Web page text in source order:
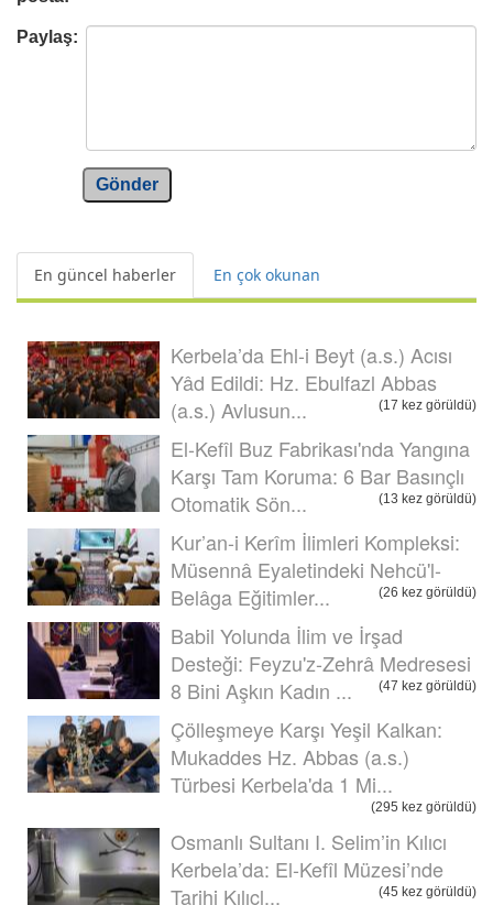
Paylaş:
Gönder
En güncel haberler En çok okunan
Kerbela’da Ehl-i Beyt (a.s.) Acısı
Yâd Edildi: Hz. Ebulfazl Abbas
(a.s.) Avlusun...
(17 kez görüldü)
El-Kefîl Buz Fabrikası'nda Yangına
Karşı Tam Koruma: 6 Bar Basınçlı
Otomatik Sön...
(13 kez görüldü)
Kur’an-i Kerîm İlimleri Kompleksi:
Müsennâ Eyaletindeki Nehcü'l-
Belâga Eğitimler...
(26 kez görüldü)
Babil Yolunda İlim ve İrşad
Desteği: Feyzu'z-Zehrâ Medresesi
8 Bini Aşkın Kadın ...
(47 kez görüldü)
Çölleşmeye Karşı Yeşil Kalkan:
Mukaddes Hz. Abbas (a.s.)
Türbesi Kerbela'da 1 Mi...
(295 kez görüldü)
Osmanlı Sultanı I. Selim’in Kılıcı
Kerbela’da: El-Kefîl Müzesi’nde
Tarihi Kılıçl...
(45 kez görüldü)